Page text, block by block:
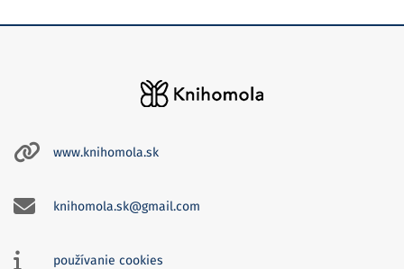
www.knihomola.sk
knihomola.sk@gmail.com
používanie cookies